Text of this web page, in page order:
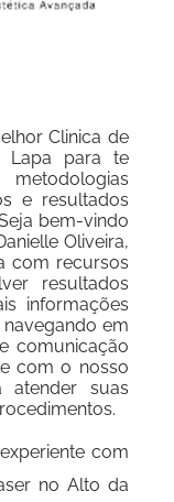
Clinica de
Lapa para te
e resultados
bem-vindo
Oliveira,
com recursos
resultados
informações
em
comunicação
com o nosso
atender suas
com
no Alto da